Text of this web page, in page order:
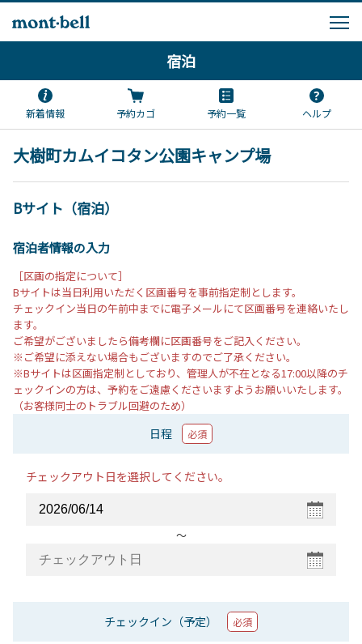
宿泊
新着情報 予約カゴ 予約一覧 ヘルプ
大樹町カムイコタン公園キャンプ場
Bサイト（宿泊）
宿泊者情報の入力
［区画の指定について］
Bサイトは当日利用いただく区画番号を事前指定制とします。
チェックイン当日の午前中までに電子メールにて区画番号を連絡いたし
ます。
ご希望がございましたら備考欄に区画番号をご記入ください。
※ご希望に添えない場合もございますのでご了承ください。
※Bサイトは区画指定制としており、管理人が不在となる17:00以降のチ
ェックインの方は、予約をご遠慮くださいますようお願いいたします。
（お客様同士のトラブル回避のため）
日程 必須
チェックアウト日を選択してください。
〜
チェックイン（予定） 必須